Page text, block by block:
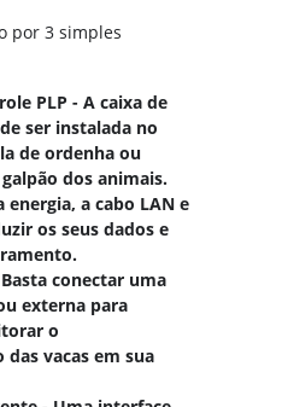
por 3 simples
PLP - A caixa de
ser instalada no
de ordenha ou
dos animais.
energia, a cabo LAN e
os seus dados e
conectar uma
externa para
o
vacas em sua